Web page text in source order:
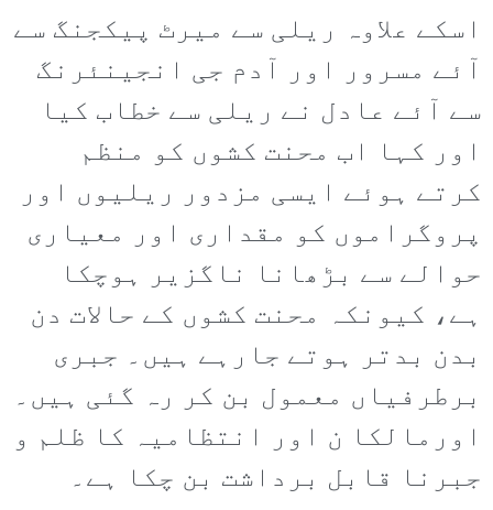
اسکے علاوہ ریلی سے میرٹ پیکجنگ سے
آئے مسرور اور آدم جی انجینئرنگ
سے آئے عادل نے ریلی سے خطاب کیا
اور کہا اب محنت کشوں کو منظم
کرتے ہوئے ایسی مزدور ریلیوں اور
پروگراموں کو مقداری اور معیاری
حوالے سے بڑھانا ناگزیر ہوچکا
ہے، کیونکہ محنت کشوں کے حالات دن
بدن بدتر ہوتے جارہے ہیں۔ جبری
برطرفیاں معمول بن کر رہ گئی ہیں۔
اورمالکا ن اور انتظامیہ کا ظلم و
جبرنا قابل برداشت بن چکا ہے۔